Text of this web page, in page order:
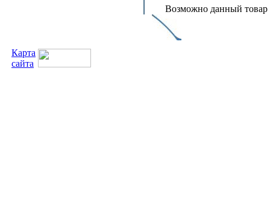
Возможно данный товар
Карта
сайта